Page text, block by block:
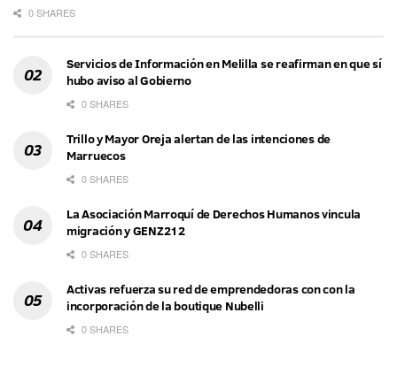
0 SHARES
Servicios de Información en Melilla se reafirman en que sí
hubo aviso al Gobierno
0 SHARES
Trillo y Mayor Oreja alertan de las intenciones de
Marruecos
0 SHARES
La Asociación Marroquí de Derechos Humanos vincula
migración y GENZ212
0 SHARES
Activas refuerza su red de emprendedoras con con la
incorporación de la boutique Nubelli
0 SHARES